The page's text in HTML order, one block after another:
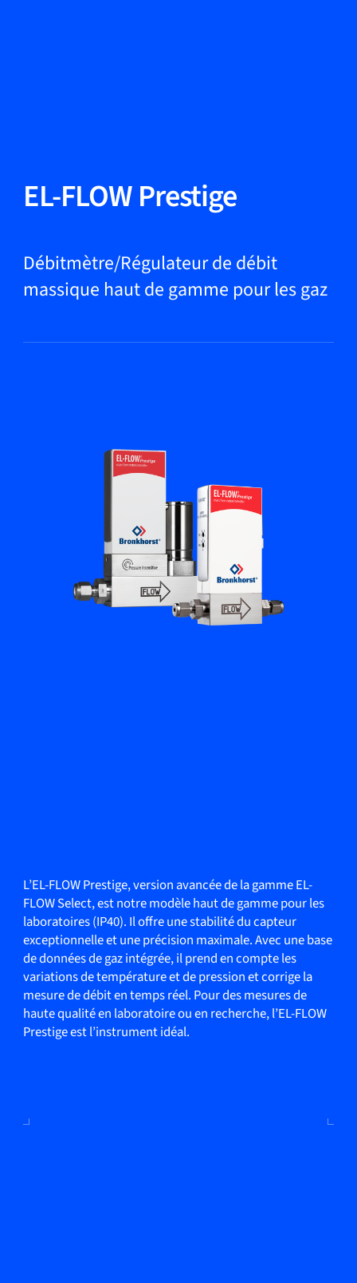
Produits
Applications
Bronkhorst
EL-FLOW Prestige
Débitmètre/Régulateur de débit
massique haut de gamme pour les gaz
L’EL-FLOW Prestige, version avancée de la gamme EL-
FLOW Select, est notre modèle haut de gamme pour les
laboratoires (IP40). Il offre une stabilité du capteur
exceptionnelle et une précision maximale. Avec une base
de données de gaz intégrée, il prend en compte les
variations de température et de pression et corrige la
mesure de débit en temps réel. Pour des mesures de
haute qualité en laboratoire ou en recherche, l’EL-FLOW
Prestige est l’instrument idéal.